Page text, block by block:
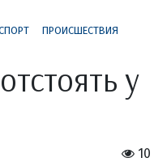
ПРОИСШЕСТВИЯ
у
10